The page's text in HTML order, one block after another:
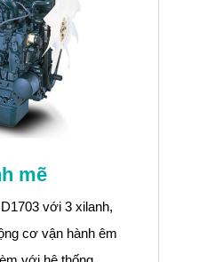
mẽ
với 3 xilanh,
cơ vận hành êm